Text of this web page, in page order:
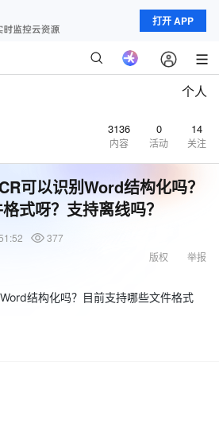
打开 APP
个人
3136
内容
0
活动
14
关注
可以识别Word结构化吗？
式呀？支持离线吗？
377
举报
版权
结构化吗？目前支持哪些文件格式